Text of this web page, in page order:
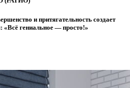
и притягательность создает
«Всё гениальное — просто!»